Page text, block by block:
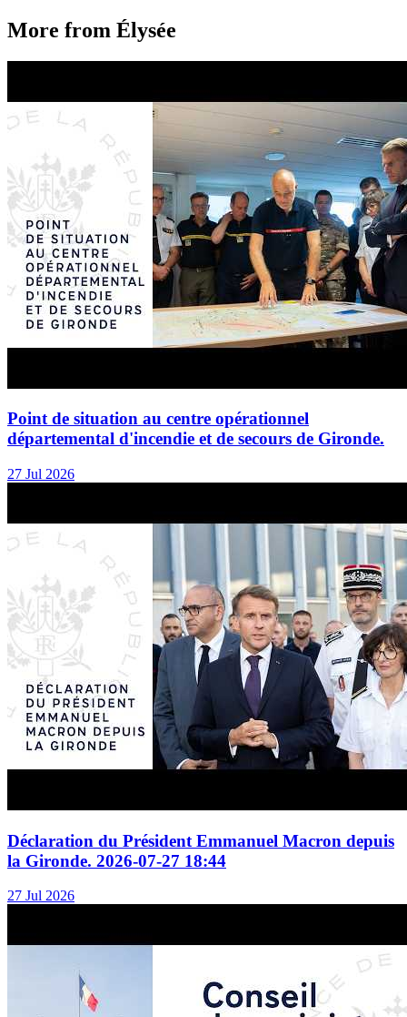
More from Élysée
Point de situation au centre opérationnel
départemental d'incendie et de secours de Gironde.
27 Jul 2026
Déclaration du Président Emmanuel Macron depuis
la Gironde. 2026-07-27 18:44
27 Jul 2026